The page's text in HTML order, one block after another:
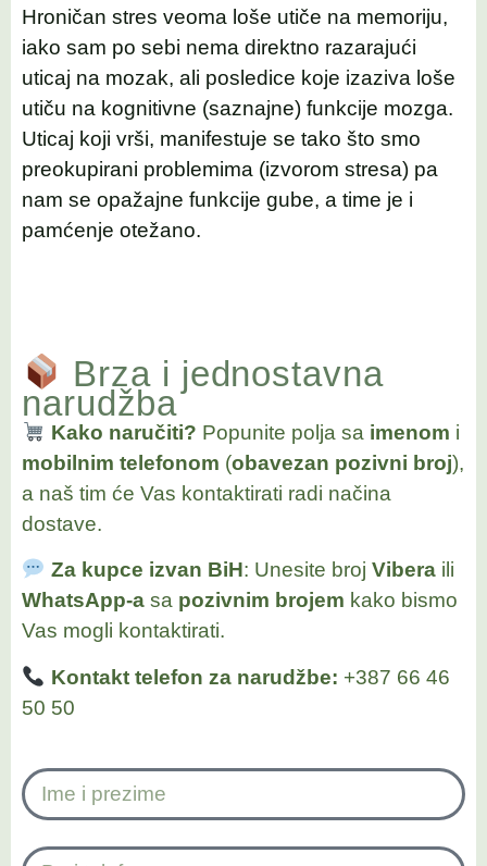
Hroničan stres veoma loše utiče na memoriju,
iako sam po sebi nema direktno razarajući
uticaj na mozak, ali posledice koje izaziva loše
utiču na kognitivne (saznajne) funkcije mozga.
Uticaj koji vrši, manifestuje se tako što smo
preokupirani problemima (izvorom stresa) pa
nam se opažajne funkcije gube, a time je i
pamćenje otežano.
Brza i jednostavna
narudžba
Kako naručiti? Popunite polja sa imenom i
mobilnim telefonom (obavezan pozivni broj),
a naš tim će Vas kontaktirati radi načina
dostave.
Za kupce izvan BiH: Unesite broj Viberaili
WhatsApp-a sa pozivnim brojem kako bismo
Vas mogli kontaktirati.
Kontakt telefon za narudžbe: +387 66 46
50 50